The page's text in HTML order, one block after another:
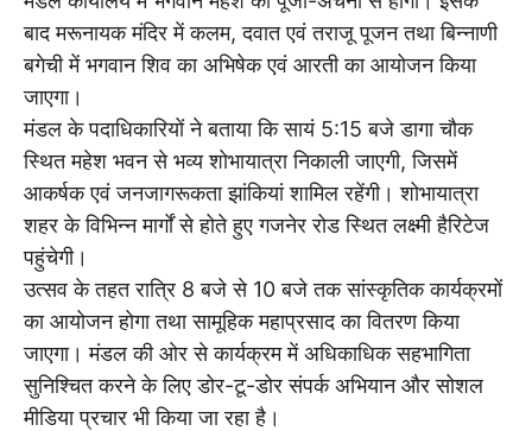
बाद मरूनायक मंदिर में कलम, दवात एवं तराजू पूजन तथा बिन्नाणी
बगेची में भगवान शिव का अभिषेक एवं आरती का आयोजन किया
जाएगा।
मंडल के पदाधिकारियों ने बताया कि सायं 5:15 बजे डागा चौक
स्थित महेश भवन से भव्य शोभायात्रा निकाली जाएगी, जिसमें
आकर्षक एवं जनजागरूकता झांकियां शामिल रहेंगी। शोभायात्रा
शहर के विभिन्न मार्गों से होते हुए गजनेर रोड स्थित लक्ष्मी हैरिटेज
पहुंचेगी।
उत्सव के तहत रात्रि 8 बजे से 10 बजे तक सांस्कृतिक कार्यक्रमों
का आयोजन होगा तथा सामूहिक महाप्रसाद का वितरण किया
जाएगा। मंडल की ओर से कार्यक्रम में अधिकाधिक सहभागिता
सुनिश्चित करने के लिए डोर-टू-डोर संपर्क अभियान और सोशल
मीडिया प्रचार भी किया जा रहा है।